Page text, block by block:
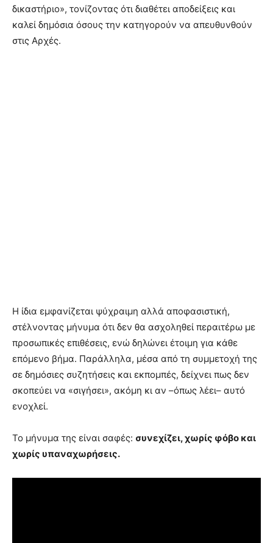
δικαστήριο», τονίζοντας ότι διαθέτει αποδείξεις και
καλεί δημόσια όσους την κατηγορούν να απευθυνθούν
στις Αρχές.
Η ίδια εμφανίζεται ψύχραιμη αλλά αποφασιστική,
στέλνοντας μήνυμα ότι δεν θα ασχοληθεί περαιτέρω με
προσωπικές επιθέσεις, ενώ δηλώνει έτοιμη για κάθε
επόμενο βήμα. Παράλληλα, μέσα από τη συμμετοχή της
σε δημόσιες συζητήσεις και εκπομπές, δείχνει πως δεν
σκοπεύει να «σιγήσει», ακόμη κι αν –όπως λέει– αυτό
ενοχλεί.
Το μήνυμα της είναι σαφές: συνεχίζει, χωρίς φόβο και
χωρίς υπαναχωρήσεις.